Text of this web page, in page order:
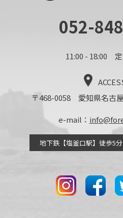
052-
11:00 - 18:00
〒468-0058 愛知県名古
e-mail：
地下鉄【塩釜口駅】徒歩5分